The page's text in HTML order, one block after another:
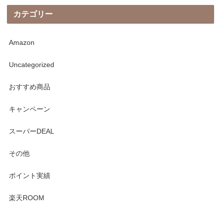
カテゴリー
Amazon
Uncategorized
おすすめ商品
キャンペーン
スーパーDEAL
その他
ポイント実績
楽天ROOM